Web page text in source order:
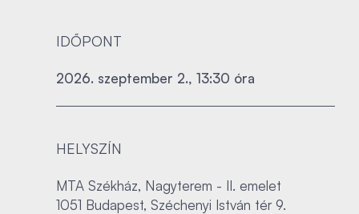
IDŐPONT
2026. szeptember 2., 13:30 óra
HELYSZÍN
MTA Székház, Nagyterem - II. emelet
1051 Budapest, Széchenyi István tér 9.